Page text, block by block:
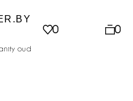
0 0
oud